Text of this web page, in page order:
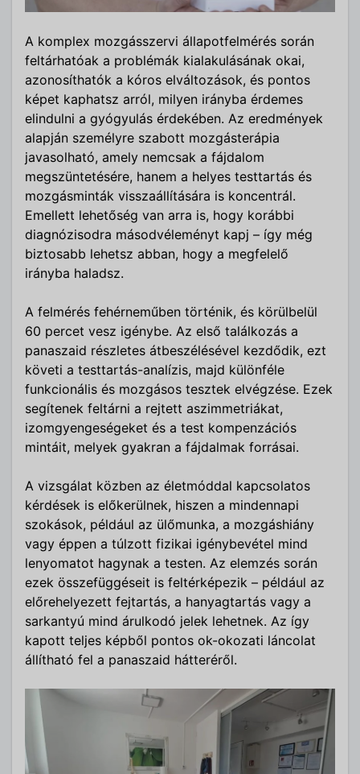
A komplex mozgásszervi állapotfelmérés során
feltárhatóak a problémák kialakulásának okai,
azonosíthatók a kóros elváltozások, és pontos
képet kaphatsz arról, milyen irányba érdemes
elindulni a gyógyulás érdekében. Az eredmények
alapján személyre szabott mozgásterápia
javasolható, amely nemcsak a fájdalom
megszüntetésére, hanem a helyes testtartás és
mozgásminták visszaállítására is koncentrál.
Emellett lehetőség van arra is, hogy korábbi
diagnózisodra másodvéleményt kapj – így még
biztosabb lehetsz abban, hogy a megfelelő
irányba haladsz.
A felmérés fehérneműben történik, és körülbelül
60 percet vesz igénybe. Az első találkozás a
panaszaid részletes átbeszélésével kezdődik, ezt
követi a testtartás-analízis, majd különféle
funkcionális és mozgásos tesztek elvégzése. Ezek
segítenek feltárni a rejtett aszimmetriákat,
izomgyengeségeket és a test kompenzációs
mintáit, melyek gyakran a fájdalmak forrásai.
A vizsgálat közben az életmóddal kapcsolatos
kérdések is előkerülnek, hiszen a mindennapi
szokások, például az ülőmunka, a mozgáshiány
vagy éppen a túlzott fizikai igénybevétel mind
lenyomatot hagynak a testen. Az elemzés során
ezek összefüggéseit is feltérképezik – például az
előrehelyezett fejtartás, a hanyagtartás vagy a
sarkantyú mind árulkodó jelek lehetnek. Az így
kapott teljes képből pontos ok-okozati láncolat
állítható fel a panaszaid hátteréről.